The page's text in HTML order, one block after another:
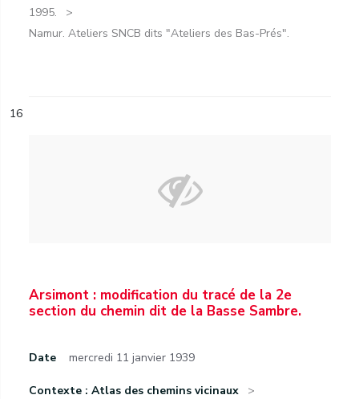
1995.
Namur. Ateliers SNCB dits "Ateliers des Bas-Prés".
16
Arsimont : modification du tracé de la 2e
section du chemin dit de la Basse Sambre.
Date mercredi 11 janvier 1939
Contexte : Atlas des chemins vicinaux